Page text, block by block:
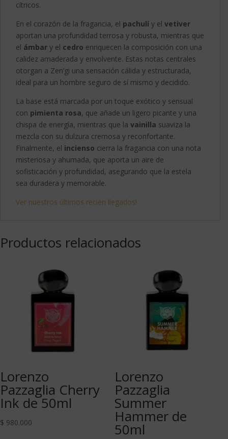
cítricos.
En el corazón de la fragancia, el pachulí y el vetiver
aportan una profundidad terrosa y robusta, mientras que
el ámbar y el cedro enriquecen la composición con una
calidez amaderada y envolvente. Estas notas centrales
otorgan a Zen’gi una sensación cálida y estructurada,
ideal para un hombre seguro de sí mismo y decidido.
La base está marcada por un toque exótico y sensual
con pimienta rosa, que añade un ligero picante y una
chispa de energía, mientras que la vainilla suaviza la
mezcla con su dulzura cremosa y reconfortante.
Finalmente, el incienso cierra la fragancia con una nota
misteriosa y ahumada, que aporta un aire de
sofisticación y profundidad, asegurando que la estela
sea duradera y memorable.
Ver nuestros últimos recién llegados!
Productos relacionados
Lorenzo
Pazzaglia Cherry
Ink de 50ml
$ 980.000
Lorenzo
Pazzaglia
Summer
Hammer de
50ml